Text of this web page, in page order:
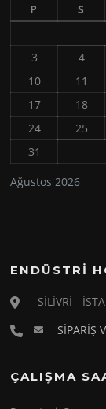
Ağustos 2026
P S
3
4
10
11
17
18
24
25
31
ENDÜSTRİ
SİLİVRİ -
SİPARİŞ
ÇALIŞMA